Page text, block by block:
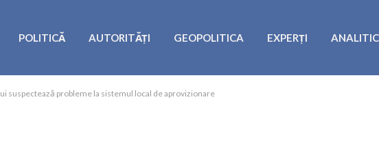
POLITICĂ AUTORITĂȚI GEOPOLITICA EXPERȚI
suspectează probleme la sistemul local de aprovizionare